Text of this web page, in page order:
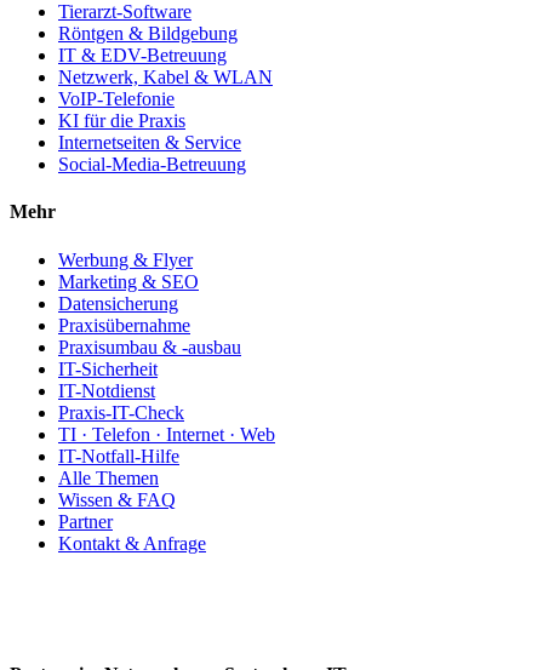
Tierarzt-Software
Röntgen & Bildgebung
IT & EDV-Betreuung
Netzwerk, Kabel & WLAN
VoIP-Telefonie
KI für die Praxis
Internetseiten & Service
Social-Media-Betreuung
Mehr
Werbung & Flyer
Marketing & SEO
Datensicherung
Praxisübernahme
Praxisumbau & -ausbau
IT-Sicherheit
IT-Notdienst
Praxis-IT-Check
TI · Telefon · Internet · Web
IT-Notfall-Hilfe
Alle Themen
Wissen & FAQ
Partner
Kontakt & Anfrage